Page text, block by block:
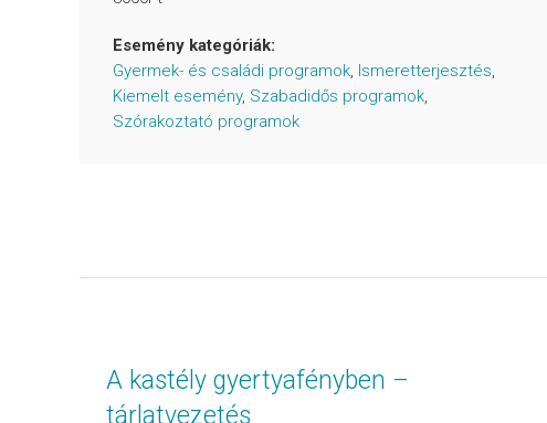
Esemény kategóriák:
Gyermek- és családi programok Ismeretterjesztés
Kiemelt esemény, Szabadidős programok
Szórakoztató programok
A kastély gyertyafényben –
tárlatvezetés